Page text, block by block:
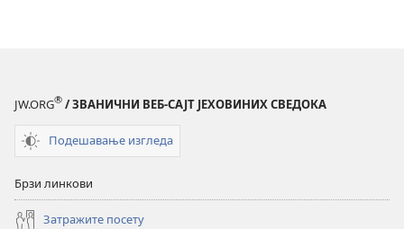
JW.ORG® / ЗВАНИЧНИ ВЕБ-САЈТ ЈЕХОВИНИХ СВЕДОКА
Подешавање изгледа
Брзи линкови
Затражите посету